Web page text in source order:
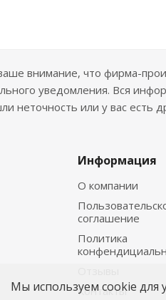
внимание, что фирма-
уведомления. Вся
неточность или у вас есть
Информация
О компании
соглашение
Политика
Контакты
Мы используем cookie для